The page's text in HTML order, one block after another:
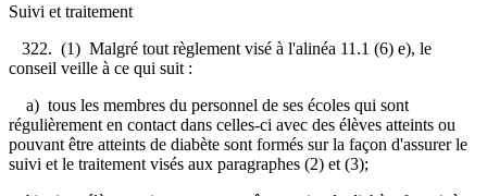
Suivi et traitement
322. (1) Malgré tout règlement visé à l'alinéa 11.1 (6) e), le
conseil veille à ce qui suit :
a) tous les membres du personnel de ses écoles qui sont
régulièrement en contact dans celles-ci avec des élèves atteints ou
pouvant être atteints de diabète sont formés sur la façon d'assurer le
suivi et le traitement visés aux paragraphes (2) et (3);